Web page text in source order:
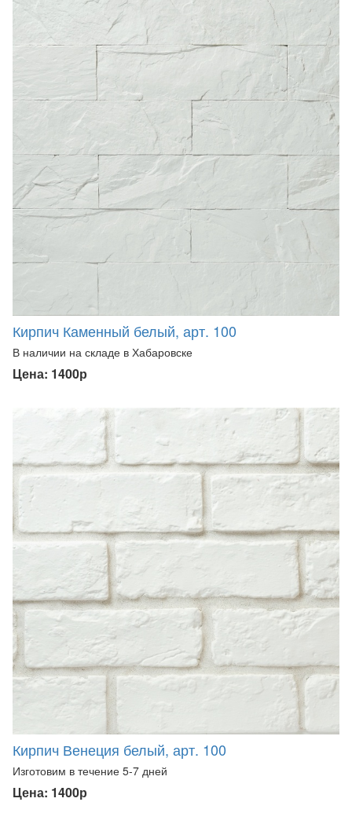
Кирпич Каменный белый, арт. 100
В наличии на складе в Хабаровске
Цена: 1400р
Кирпич Венеция белый, арт. 100
Изготовим в течение 5-7 дней
Цена: 1400р